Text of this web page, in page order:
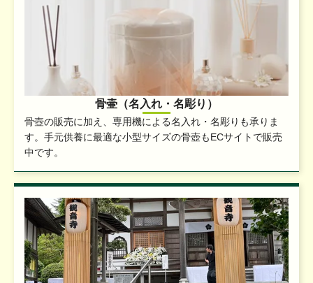
骨壷（名入れ・名彫り）
骨壺の販売に加え、専用機による名入れ・名彫りも承りま
す。手元供養に最適な小型サイズの骨壺もECサイトで販売
中です。